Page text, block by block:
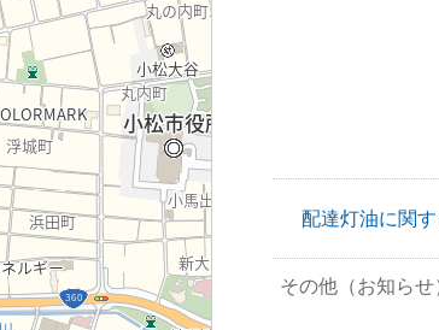
配達灯油に関
その他（お知らせ